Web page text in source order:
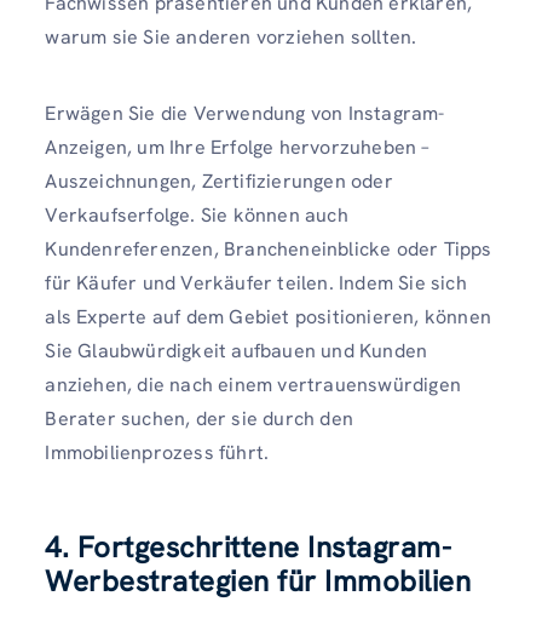
warum sie Sie anderen vorziehen sollten.
Erwägen Sie die Verwendung von Instagram-
Anzeigen, um Ihre Erfolge hervorzuheben –
Auszeichnungen, Zertifizierungen oder
Verkaufserfolge. Sie können auch
Kundenreferenzen, Brancheneinblicke oder Tipps
für Käufer und Verkäufer teilen. Indem Sie sich
als Experte auf dem Gebiet positionieren, können
Sie Glaubwürdigkeit aufbauen und Kunden
anziehen, die nach einem vertrauenswürdigen
Berater suchen, der sie durch den
Immobilienprozess führt.
4. Fortgeschrittene Instagram-
Werbestrategien für Immobilien